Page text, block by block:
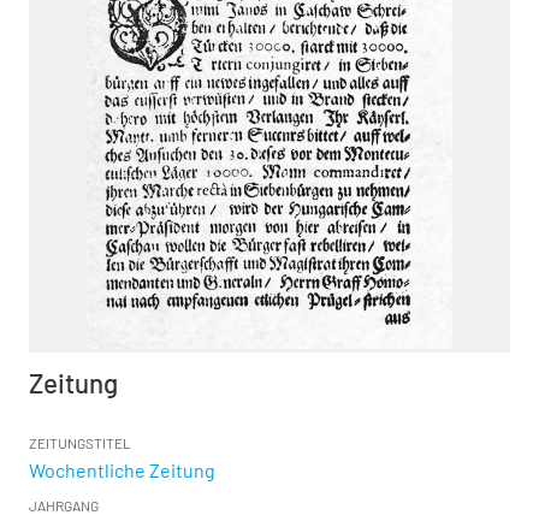
Zeitung
ZEITUNGSTITEL
Wochentliche Zeitung
JAHRGANG